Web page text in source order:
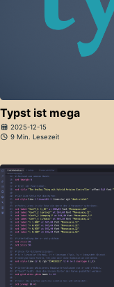
Typst ist mega
2025-12-15
9 Min. Lesezeit